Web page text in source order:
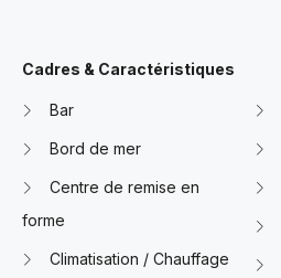
Cadres & Caractéristiques
Bar
Bord de mer
Centre de remise en
forme
Climatisation / Chauffage